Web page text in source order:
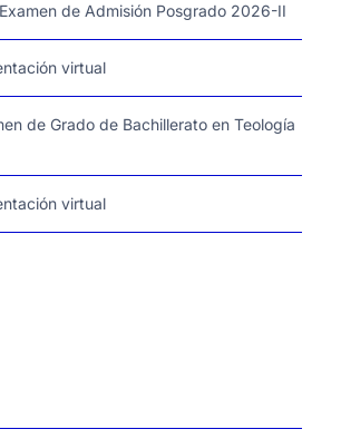
de Admisión Posgrado 2026-II
virtual
de Grado de Bachillerato en Teología
virtual